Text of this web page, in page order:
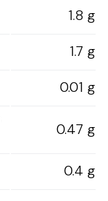
1.8 g
1.7 g
0.01 g
0.47 g
0.4 g